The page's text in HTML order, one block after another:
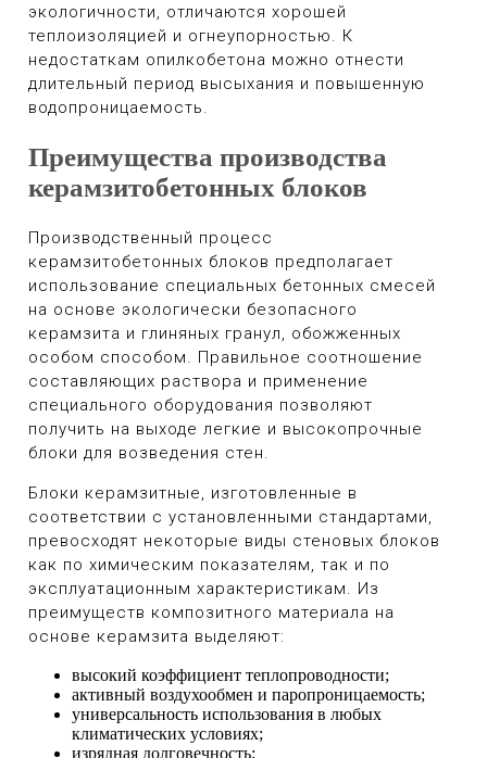
экологичности, отличаются хорошей
теплоизоляцией и огнеупорностью. К
недостаткам опилкобетона можно отнести
длительный период высыхания и повышенную
водопроницаемость.
Преимущества производства
керамзитобетонных блоков
Производственный процесс
керамзитобетонных блоков предполагает
использование специальных бетонных смесей
на основе экологически безопасного
керамзита и глиняных гранул, обожженных
особом способом. Правильное соотношение
составляющих раствора и применение
специального оборудования позволяют
получить на выходе легкие и высокопрочные
блоки для возведения стен.
Блоки керамзитные, изготовленные в
соответствии с установленными стандартами,
превосходят некоторые виды стеновых блоков
как по химическим показателям, так и по
эксплуатационным характеристикам. Из
преимуществ композитного материала на
основе керамзита выделяют:
высокий коэффициент теплопроводности;
активный воздухообмен и паропроницаемость;
универсальность использования в любых
климатических условиях;
изрядная долговечность;